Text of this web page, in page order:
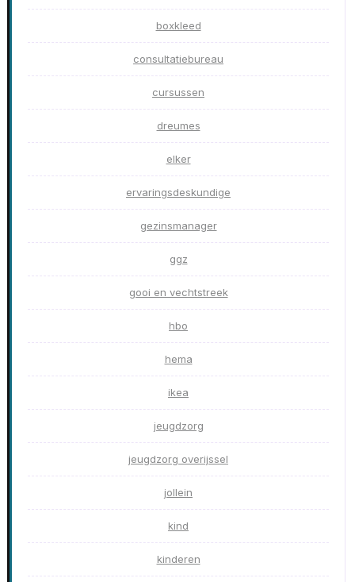
boxkleed
consultatiebureau
cursussen
dreumes
elker
ervaringsdeskundige
gezinsmanager
ggz
gooi en vechtstreek
hbo
hema
ikea
jeugdzorg
jeugdzorg overijssel
jollein
kind
kinderen